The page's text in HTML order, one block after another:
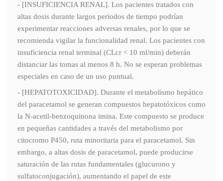
- [INSUFICIENCIA RENAL]. Los pacientes tratados con
altas dosis durante largos periodos de tiempo podrían
experimentar reacciones adversas renales, por lo que se
recomienda vigilar la funcionalidad renal. Los pacientes con
insuficiencia renal terminal (CLcr < 10 ml/min) deberán
distanciar las tomas al menos 8 h. No se esperan problemas
especiales en caso de un uso puntual.
- [HEPATOTOXICIDAD]. Durante el metabolismo hepático
del paracetamol se generan compuestos hepatotóxicos como
la N-acetil-benzoquinona imina. Este compuesto se produce
en pequeñas cantidades a través del metabolismo por
citocromo P450, ruta minoritaria para el paracetamol. Sin
embargo, a altas dosis de paracetamol, puede producirse
saturación de las rutas fundamentales (glucurono y
sulfatoconjugación), aumentando el papel de este